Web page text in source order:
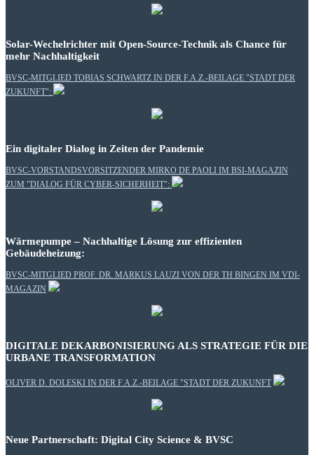
Solar-Wechelrichter mit Open-Source-Technik als Chance für
mehr Nachhaltigkeit
BVSC-MITGLIED TOBIAS SCHWARTZ IN DER F.A.Z.-BEILAGE "STADT DER
ZUKUNFT":
Ein digitaler Dialog in Zeiten der Pandemie
BVSC-VORSTANDSVORSITZENDER MIRKO DE PAOLI IM BSI-MAGAZIN
ZUM "DIALOG FÜR CYBER-SICHERHEIT":
Wärmepumpe – Nachhaltige Lösung zur effizienten
Gebäudeheizung:
BVSC-MITGLIED PROF. DR. MARKUS LAUZI VON DER TH BINGEN IM VDI-
MAGAZIN
DIGITALE DEKARBONISIERUNG ALS STRATEGIE FÜR DIE
URBANE TRANSFORMATION
OLIVER D. DOLESKI IN DER F.A.Z.-BEILAGE "STADT DER ZUKUNFT
Neue Partnerschaft: Digital City Science & BVSC